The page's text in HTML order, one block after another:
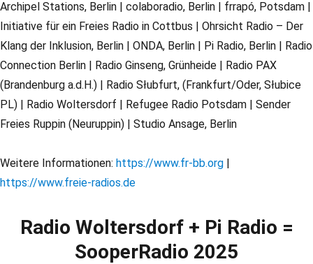
Archipel Stations, Berlin | colaboradio, Berlin | frrapó, Potsdam |
Initiative für ein Freies Radio in Cottbus | Ohrsicht Radio – Der
Klang der Inklusion, Berlin | ONDA, Berlin | Pi Radio, Berlin | Radio
Connection Berlin | Radio Ginseng, Grünheide | Radio PAX
(Brandenburg a.d.H.) | Radio Słubfurt, (Frankfurt/Oder, Słubice
PL) | Radio Woltersdorf | Refugee Radio Potsdam | Sender
Freies Ruppin (Neuruppin) | Studio Ansage, Berlin
Weitere Informationen: https://www.fr-bb.org |
https://www.freie-radios.de
Radio Woltersdorf + Pi Radio =
SooperRadio 2025